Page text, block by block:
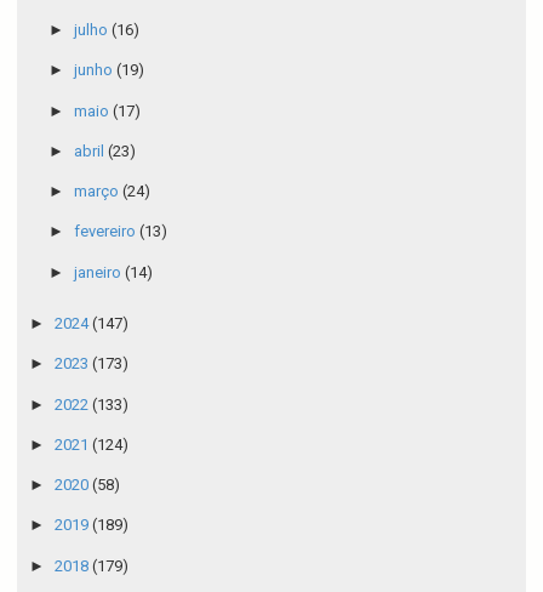
► julho (16)
► junho (19)
► maio (17)
► abril (23)
► março (24)
► fevereiro (13)
► janeiro (14)
► 2024(147)
► 2023 (173)
► 2022 (133)
► 2021 (124)
► 2020 (58)
► 2019 (189)
► 2018 (179)